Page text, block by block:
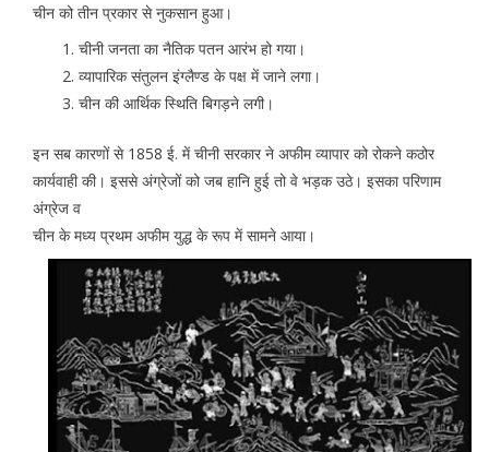
चीन को तीन प्रकार से नुकसान हुआ।
चीनी जनता का नैतिक पतन आरंभ हो गया।
व्यापारिक संतुलन इंग्लैण्ड के पक्ष में जाने लगा।
चीन की आर्थिक स्थिति बिगड़ने लगी।
इन सब कारणों से 1858 ई. में चीनी सरकार ने अफीम व्यापार को रोकने कठोर
कार्यवाही की। इससे अंग्रेजों को जब हानि हुई तो वे भड़क उठे। इसका परिणाम
अंग्रेज व
चीन के मध्य प्रथम अफीम युद्ध के रूप में सामने आया।